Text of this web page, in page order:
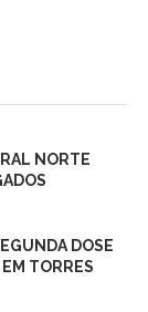
NORTE
DOSE
TORRES